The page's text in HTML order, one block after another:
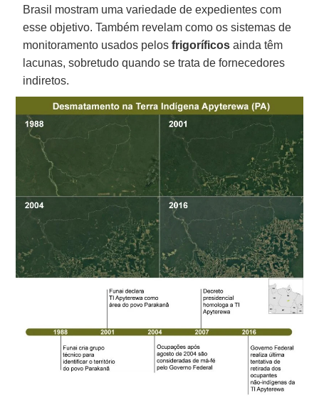
Brasil mostram uma variedade de expedientes com
esse objetivo. Também revelam como os sistemas de
monitoramento usados pelosfrigoríficos ainda têm
lacunas, sobretudo quando se trata de fornecedores
indiretos.